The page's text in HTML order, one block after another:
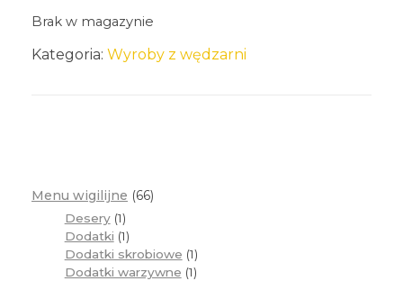
Brak w magazynie
Kategoria: Wyroby z wędzarni
Menu wigilijne 66
Desery 1
Dodatki 1
Dodatki skrobiowe 1
Dodatki warzywne 1